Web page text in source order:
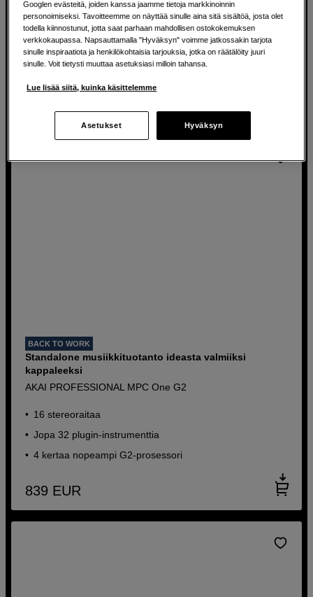
Sisältää Studio Instrument Collectionin
8 paineherkkää RGB-padia
USB-C helppoon liittämiseen
BACK TO WORK
Standalone musiikkituotanto ideasta valmiiksi
kappaleeksi
AKAI PROFESSIONAL MPC One G2
16 stereoraitaa
Jopa 32 plugin-instrumenttia
4 kertaa nopeampi G2-prosessori
839 EUR
Googlen evästeitä, joiden kanssa jaamme tietoja markkinoinnin
personoimiseksi. Tavoitteemme on näyttää sinulle aina sitä sisältöä, josta olet
todella kiinnostunut, jotta saat parhaan mahdollisen ostokokemuksen
verkkokaupassa. Napsauttamalla "Hyväksyn" voimme jatkossakin tarjota
sinulle inspiraatiota ja henkilökohtaisia tarjouksia, jotka on räätälöity juuri
sinulle. Voit tietysti muuttaa asetuksiasi milloin tahansa.
Lue lisää siitä, kuinka käsittelemme
Asetukset Hyväksyn